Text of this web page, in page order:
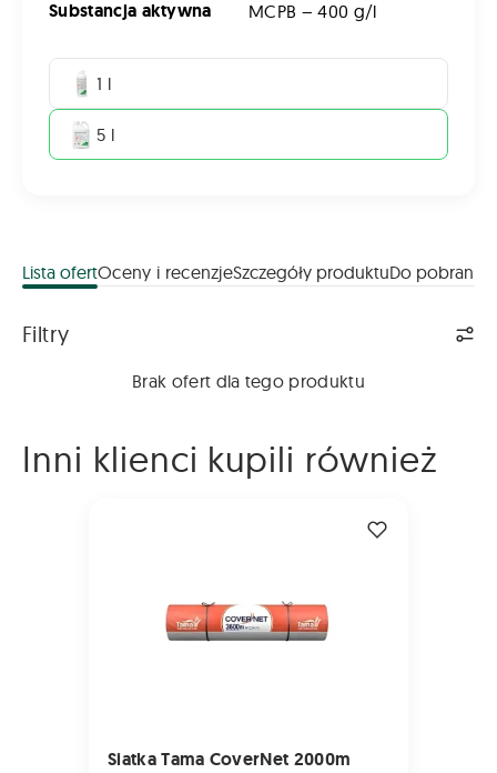
Substancja aktywna MCPB – 400 g/l
1 l
5 l
Lista ofertOceny i recenzjeSzczegóły produktuDo pobrania
Filtry
Brak ofert dla tego produktu
Inni klienci kupili również
Siatka Tama CoverNet 2000m